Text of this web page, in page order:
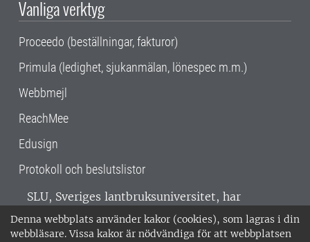
Denna webbplats använder kakor (cookies), som lagras i din
webbläsare. Vissa kakor är nödvändiga för att webbplatsen
Vanliga verktyg
Proceedo (beställningar, fakturor)
Primula (ledighet, sjukanmälan, lönespec m.m.)
Webbmejl
ReachMee
Edusign
Protokoll och beslutslistor
SLU, Sveriges lantbruksuniversitet, har
verksamhet över hela Sverige. Huvudorter är
Alnarp, Uppsala och Umeå.SLU är